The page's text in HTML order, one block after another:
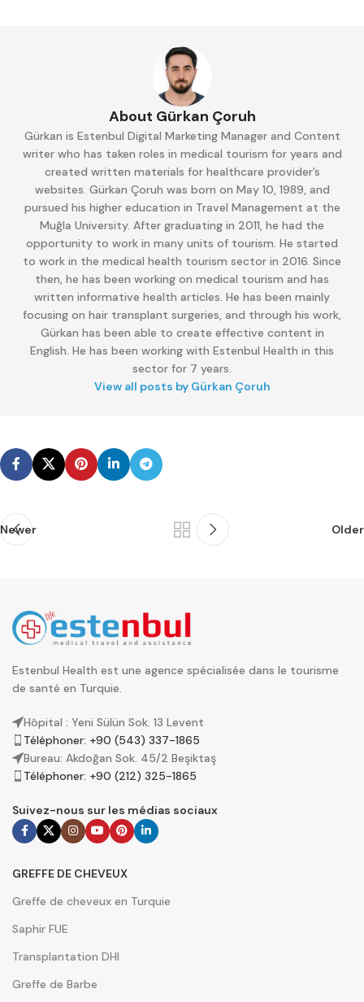
About Gürkan Çoruh
Gürkan is Estenbul Digital Marketing Manager and Content
writer who has taken roles in medical tourism for years and
created written materials for healthcare provider’s
websites. Gürkan Çoruh was born on May 10, 1989, and
pursued his higher education in Travel Management at the
Muğla University. After graduating in 2011, he had the
opportunity to work in many units of tourism. He started
to work in the medical health tourism sector in 2016. Since
then, he has been working on medical tourism and has
written informative health articles. He has been mainly
focusing on hair transplant surgeries, and through his work,
Gürkan has been able to create effective content in
English. He has been working with Estenbul Health in this
sector for 7 years.
View all posts by Gürkan Çoruh
Newer Older
Estenbul Health est une agence spécialisée dans le tourisme
de santé en Turquie.
Hôpital : Yeni Sülün Sok. 13 Levent
Téléphoner: +90 (543) 337-1865
Bureau: Akdoğan Sok. 45/2 Beşiktaş
Téléphoner: +90 (212) 325-1865
Suivez-nous sur les médias sociaux
GREFFE DE CHEVEUX
Greffe de cheveux en Turquie
Saphir FUE
Transplantation DHI
Greffe de Barbe